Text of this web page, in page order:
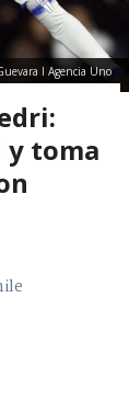
I Agencia Uno
y toma